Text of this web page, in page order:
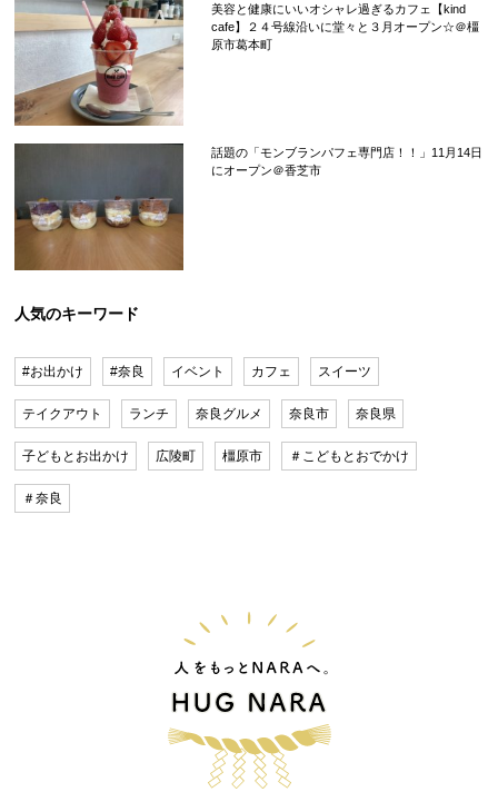
美容と健康にいいオシャレ過ぎるカフェ【kind
cafe】２４号線沿いに堂々と３月オープン☆＠橿
原市葛本町
話題の「モンブランパフェ専門店！！」11月14日
にオープン＠香芝市
人気のキーワード
#お出かけ #奈良 イベント カフェ スイーツ
テイクアウト ランチ 奈良グルメ 奈良市 奈良県
子どもとお出かけ 広陵町 橿原市 ＃こどもとおでかけ
＃奈良